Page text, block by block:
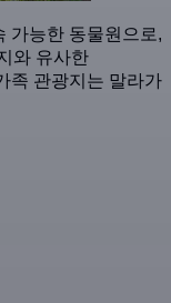
가능한 동물원으로,
와 유사한
족 관광지는 말라가